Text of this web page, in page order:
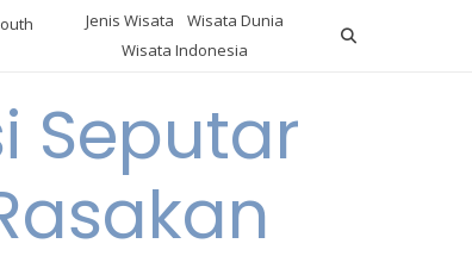
Jenis Wisata
Wisata Dunia
Wisata Indonesia
Seputar